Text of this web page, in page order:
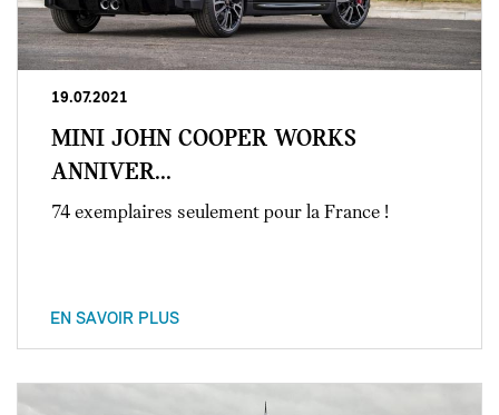
19.07.2021
MINI JOHN COOPER WORKS
ANNIVER...
74 exemplaires seulement pour la France !
EN SAVOIR PLUS